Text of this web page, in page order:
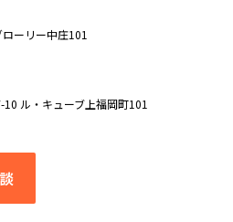
ーリー中庄101
10 ル・キューブ上福岡町101